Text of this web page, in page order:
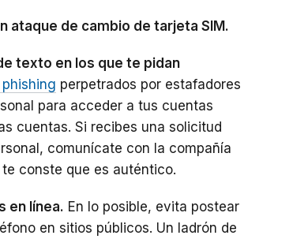
ataque de cambio de tarjeta SIM.
texto en los que te pidan
perpetrados por estafadores
para acceder a tus cuentas
cuentas. Si recibes una solicitud
comunícate con la compañía
conste que es auténtico.
en línea. En lo posible, evita postear
en sitios públicos. Un ladrón de